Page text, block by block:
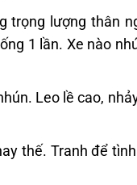
trọng lượng thân
1 lần. Xe nào
Leo lề cao,
thế. Tranh để